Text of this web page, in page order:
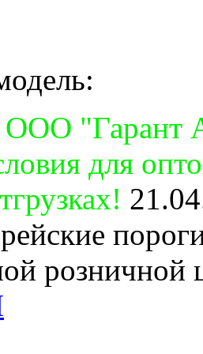
ООО "Гарант
для
розничной